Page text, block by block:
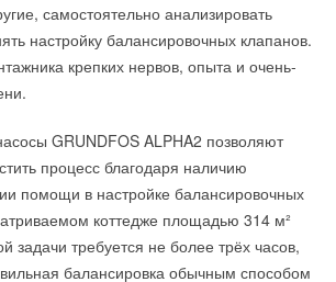
самостоятельно анализировать
настройку балансировочных клапанов.
крепких нервов, опыта и очень-
GRUNDFOS ALPHA2 позволяют
процесс благодаря наличию
помощи в настройке балансировочных
коттедже площадью 314 м²
задачи требуется не более трёх часов,
балансировка обычным способом